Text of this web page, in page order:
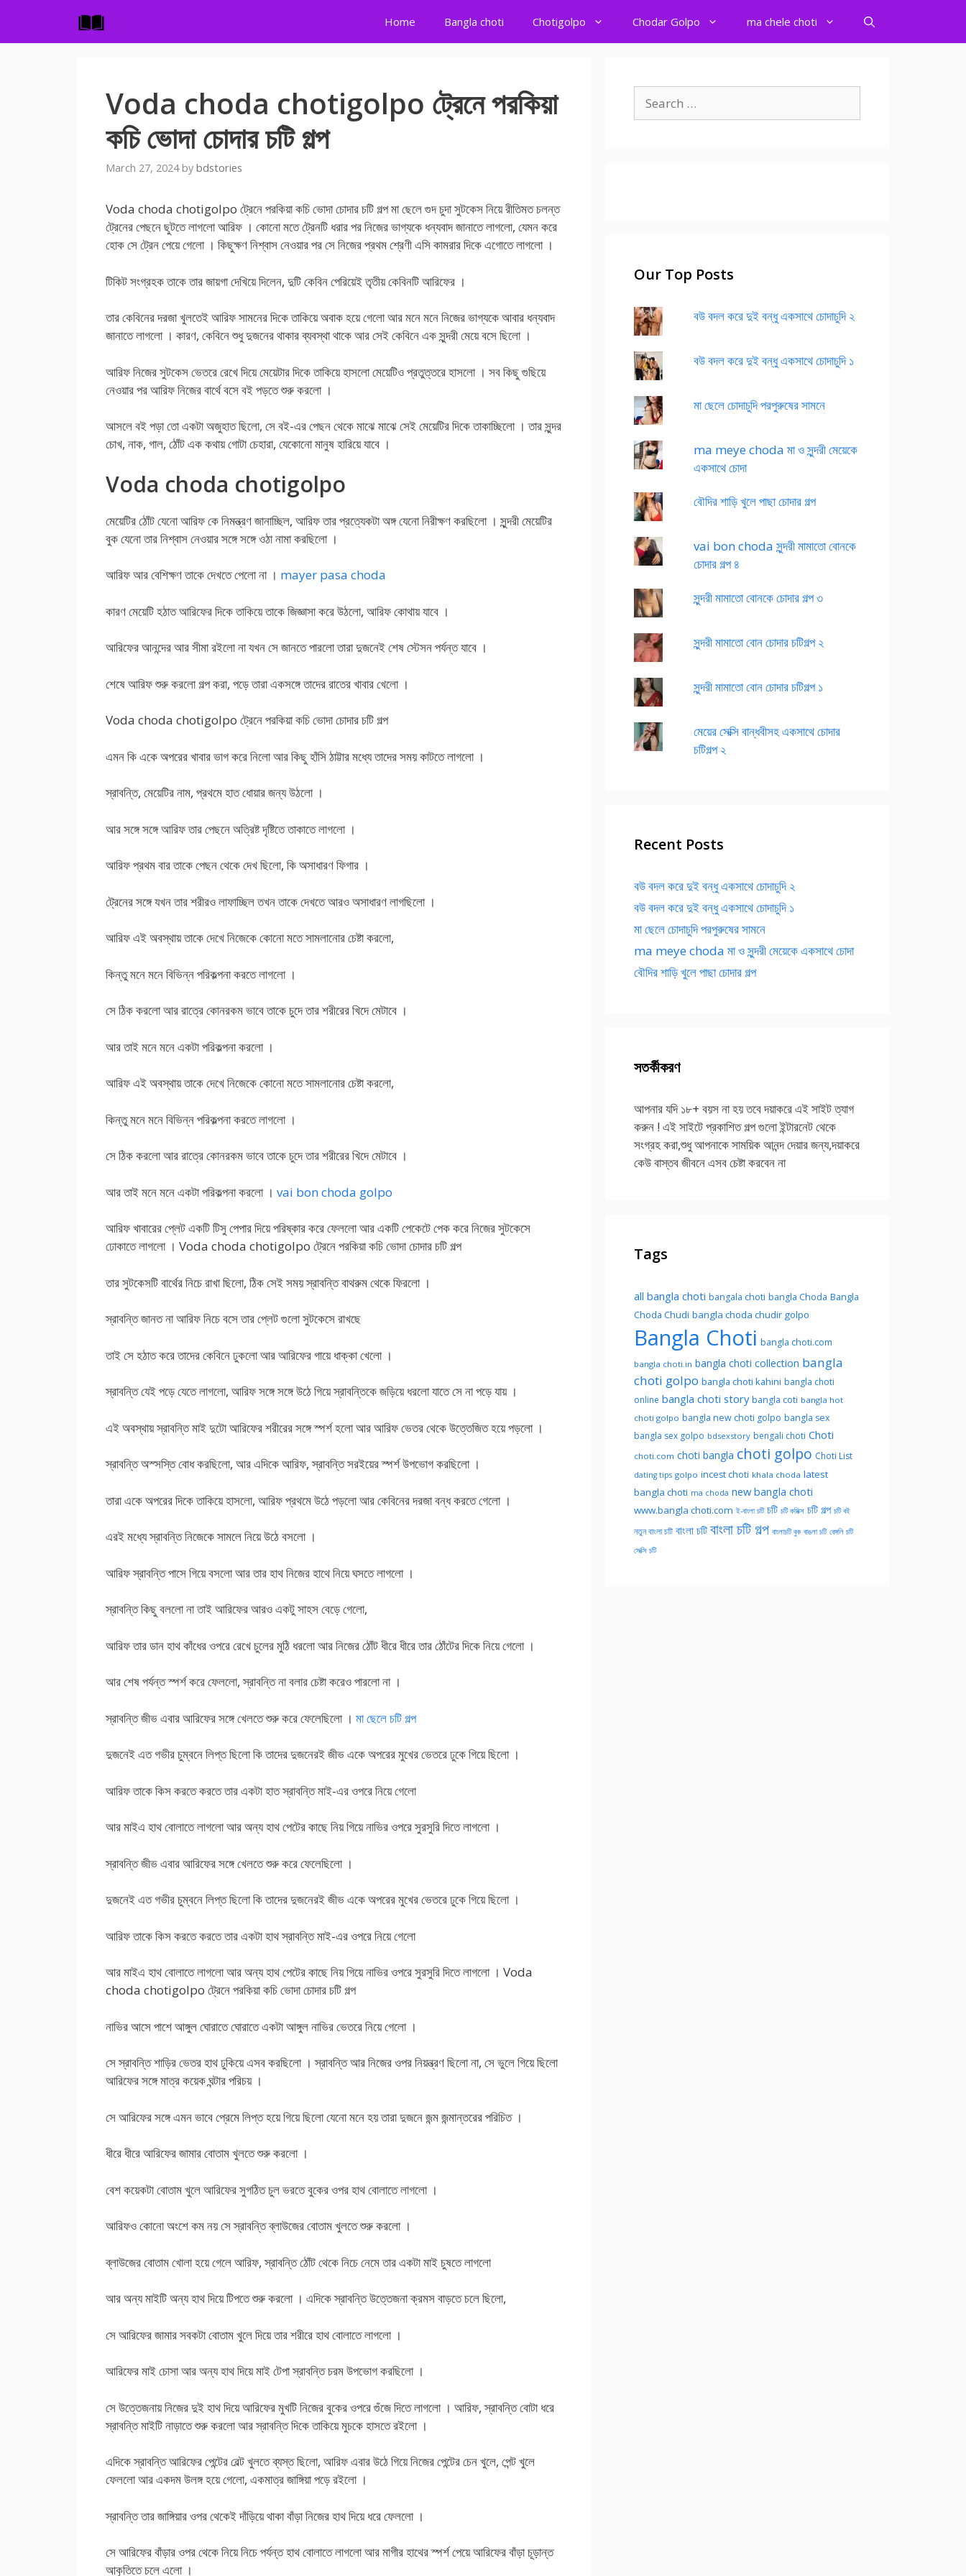
content
Home Bangla choti Chotigolpo Chodar Golpo ma chele choti
Voda choda chotigolpo ট্রেনে পরকিয়া
কচি ভোদা চোদার চটি গল্প
March 27, 2024 by bdstories
Voda choda chotigolpo ট্রেনে পরকিয়া কচি ভোদা চোদার চটি গল্প মা ছেলে গুদ চুদা সুটকেস নিয়ে রীতিমত চলন্ত
ট্রেনের পেছনে ছুটতে লাগলো আরিফ । কোনো মতে ট্রেনটি ধরার পর নিজের ভাগ্যকে ধন্যবাদ জানাতে লাগলো, যেমন করে
হোক সে ট্রেন পেয়ে গেলো । কিছুক্ষণ নিশ্বাস নেওয়ার পর সে নিজের প্রথম শ্রেণী এসি কামরার দিকে এগোতে লাগলো ।
টিকিট সংগ্রহক তাকে তার জায়গা দেখিয়ে দিলেন, দুটি কেবিন পেরিয়েই তৃতীয় কেবিনটি আরিফের ।
তার কেবিনের দরজা খুলতেই আরিফ সামনের দিকে তাকিয়ে অবাক হয়ে গেলো আর মনে মনে নিজের ভাগ্যকে আবার ধন্যবাদ
জানাতে লাগলো । কারণ, কেবিনে শুধু দুজনের থাকার ব্যবস্থা থাকে আর সেই কেবিনে এক সুন্দরী মেয়ে বসে ছিলো ।
আরিফ নিজের সুটকেস ভেতরে রেখে দিয়ে মেয়েটার দিকে তাকিয়ে হাসলো মেয়েটিও প্রতুত্তরে হাসলো । সব কিছু গুছিয়ে
নেওয়ার পর আরিফ নিজের বার্থে বসে বই পড়তে শুরু করলো ।
আসলে বই পড়া তো একটা অজুহাত ছিলো, সে বই-এর পেছন থেকে মাঝে মাঝে সেই মেয়েটির দিকে তাকাচ্ছিলো । তার সুন্দর
চোখ, নাক, গাল, ঠোঁট এক কথায় গোটা চেহারা, যেকোনো মানুষ হারিয়ে যাবে ।
Voda choda chotigolpo
মেয়েটির ঠোঁট যেনো আরিফ কে নিমন্ত্রণ জানাচ্ছিল, আরিফ তার প্রত্যেকটা অঙ্গ যেনো নিরীক্ষণ করছিলো । সুন্দরী মেয়েটির
বুক যেনো তার নিশ্বাস নেওয়ার সঙ্গে সঙ্গে ওঠা নামা করছিলো ।
আরিফ আর বেশিক্ষণ তাকে দেখতে পেলো না । mayer pasa choda
কারণ মেয়েটি হঠাত আরিফের দিকে তাকিয়ে তাকে জিজ্ঞাসা করে উঠলো, আরিফ কোথায় যাবে ।
আরিফের আনন্দের আর সীমা রইলো না যখন সে জানতে পারলো তারা দুজনেই শেষ স্টেসন পর্যন্ত যাবে ।
শেষে আরিফ শুরু করলো গল্প করা, পড়ে তারা একসঙ্গে তাদের রাতের খাবার খেলো ।
Voda choda chotigolpo ট্রেনে পরকিয়া কচি ভোদা চোদার চটি গল্প
এমন কি একে অপরের খাবার ভাগ করে নিলো আর কিছু হাঁসি ঠাট্টার মধ্যে তাদের সময় কাটতে লাগলো ।
স্রাবন্তি, মেয়েটির নাম, প্রথমে হাত ধোয়ার জন্য উঠলো ।
আর সঙ্গে সঙ্গে আরিফ তার পেছনে অত্রিষ্ট দৃষ্টিতে তাকাতে লাগলো ।
আরিফ প্রথম বার তাকে পেছন থেকে দেখ ছিলো, কি অসাধারণ ফিগার ।
ট্রেনের সঙ্গে যখন তার শরীরও লাফাচ্ছিল তখন তাকে দেখতে আরও অসাধারণ লাগছিলো ।
আরিফ এই অবস্থায় তাকে দেখে নিজেকে কোনো মতে সামলানোর চেষ্টা করলো,
কিন্তু মনে মনে বিভিন্ন পরিকল্পনা করতে লাগলো ।
সে ঠিক করলো আর রাত্রে কোনরকম ভাবে তাকে চুদে তার শরীরের খিদে মেটাবে ।
আর তাই মনে মনে একটা পরিকল্পনা করলো ।
আরিফ এই অবস্থায় তাকে দেখে নিজেকে কোনো মতে সামলানোর চেষ্টা করলো,
কিন্তু মনে মনে বিভিন্ন পরিকল্পনা করতে লাগলো ।
সে ঠিক করলো আর রাত্রে কোনরকম ভাবে তাকে চুদে তার শরীরের খিদে মেটাবে ।
আর তাই মনে মনে একটা পরিকল্পনা করলো । vai bon choda golpo
আরিফ খাবারের প্লেট একটি টিসু পেপার দিয়ে পরিষ্কার করে ফেললো আর একটি পেকেটে পেক করে নিজের সুটকেসে
ঢোকাতে লাগলো । Voda choda chotigolpo ট্রেনে পরকিয়া কচি ভোদা চোদার চটি গল্প
তার সুটকেসটি বার্থের নিচে রাখা ছিলো, ঠিক সেই সময় স্রাবন্তি বাথরুম থেকে ফিরলো ।
স্রাবন্তি জানত না আরিফ নিচে বসে তার প্লেট গুলো সুটকেসে রাখছে
তাই সে হঠাত করে তাদের কেবিনে ঢুকলো আর আরিফের গায়ে ধাক্কা খেলো ।
স্রাবন্তি যেই পড়ে যেতে লাগলো, আরিফ সঙ্গে সঙ্গে উঠে গিয়ে স্রাবন্তিকে জড়িয়ে ধরলো যাতে সে না পড়ে যায় ।
এই অবস্থায় স্রাবন্তি মাই দুটো আরিফের শরীরের সঙ্গে স্পর্শ হলো আর আরিফ ভেতর থেকে উত্তেজিত হয়ে পড়লো ।
স্রাবন্তি অস্সস্তি বোধ করছিলো, আর এদিকে আরিফ, স্রাবন্তি সরইয়ের স্পর্শ উপভোগ করছিলো ।
তারা একে অপরের দিকে তাকিয়ে হাসলো, আরিফ প্রথমে উঠে পড়লো আর কেবিনের দরজা বন্ধ করতে গেলো ।
এরই মধ্যে স্রাবন্তি নিজেকে সামলে নিয়ে উঠে বসলো ।
আরিফ স্রাবন্তি পাসে গিয়ে বসলো আর তার হাথ নিজের হাথে নিয়ে ঘসতে লাগলো ।
স্রাবন্তি কিছু বললো না তাই আরিফের আরও একটু সাহস বেড়ে গেলো,
আরিফ তার ডান হাথ কাঁধের ওপরে রেখে চুলের মুঠি ধরলো আর নিজের ঠোঁট ধীরে ধীরে তার ঠোঁটের দিকে নিয়ে গেলো ।
আর শেষ পর্যন্ত স্পর্শ করে ফেললো, স্রাবন্তি না বলার চেষ্টা করেও পারলো না ।
স্রাবন্তি জীভ এবার আরিফের সঙ্গে খেলতে শুরু করে ফেলেছিলো । মা ছেলে চটি গল্প
দুজনেই এত গভীর চুম্বনে লিপ্ত ছিলো কি তাদের দুজনেরই জীভ একে অপরের মুখের ভেতরে ঢুকে গিয়ে ছিলো ।
আরিফ তাকে কিস করতে করতে তার একটা হাত স্রাবন্তি মাই-এর ওপরে নিয়ে গেলো
আর মাইএ হাথ বোলাতে লাগলো আর অন্য হাথ পেটের কাছে নিয় গিয়ে নাভির ওপরে সুরসুরি দিতে লাগলো ।
স্রাবন্তি জীভ এবার আরিফের সঙ্গে খেলতে শুরু করে ফেলেছিলো ।
দুজনেই এত গভীর চুম্বনে লিপ্ত ছিলো কি তাদের দুজনেরই জীভ একে অপরের মুখের ভেতরে ঢুকে গিয়ে ছিলো ।
আরিফ তাকে কিস করতে করতে তার একটা হাথ স্রাবন্তি মাই-এর ওপরে নিয়ে গেলো
আর মাইএ হাথ বোলাতে লাগলো আর অন্য হাথ পেটের কাছে নিয় গিয়ে নাভির ওপরে সুরসুরি দিতে লাগলো । Voda
choda chotigolpo ট্রেনে পরকিয়া কচি ভোদা চোদার চটি গল্প
নাভির আসে পাশে আঙ্গুল ঘোরাতে ঘোরাতে একটা আঙ্গুল নাভির ভেতরে নিয়ে গেলো ।
সে স্রাবন্তি শাড়ির ভেতর হাথ ঢুকিয়ে এসব করছিলো । স্রাবন্তি আর নিজের ওপর নিয়ন্ত্রণ ছিলো না, সে ভুলে গিয়ে ছিলো
আরিফের সঙ্গে মাত্র কয়েক ঘন্টার পরিচয় ।
সে আরিফের সঙ্গে এমন ভাবে প্রেমে লিপ্ত হয়ে গিয়ে ছিলো যেনো মনে হয় তারা দুজনে জন্ম জন্মান্তরের পরিচিত ।
ধীরে ধীরে আরিফের জামার বোতাম খুলতে শুরু করলো ।
বেশ কয়েকটা বোতাম খুলে আরিফের সুগঠিত চুল ভরতে বুকের ওপর হাথ বোলাতে লাগলো ।
আরিফও কোনো অংশে কম নয় সে স্রাবন্তি ব্লাউজের বোতাম খুলতে শুরু করলো ।
ব্লাউজের বোতাম খোলা হয়ে গেলে আরিফ, স্রাবন্তি ঠোঁট থেকে নিচে নেমে তার একটা মাই চুষতে লাগলো
আর অন্য মাইটি অন্য হাথ দিয়ে টিপতে শুরু করলো । এদিকে স্রাবন্তি উত্তেজনা ক্রমস বাড়তে চলে ছিলো,
সে আরিফের জামার সবকটা বোতাম খুলে দিয়ে তার শরীরে হাথ বোলাতে লাগলো ।
আরিফের মাই চোসা আর অন্য হাথ দিয়ে মাই টেপা স্রাবন্তি চরম উপভোগ করছিলো ।
সে উত্তেজনায় নিজের দুই হাথ দিয়ে আরিফের মুখটি নিজের বুকের ওপরে গুঁজে দিতে লাগলো । আরিফ, স্রাবন্তি বোটা ধরে
স্রাবন্তি মাইটি নাড়াতে শুরু করলো আর স্রাবন্তি দিকে তাকিয়ে মুচকে হাসতে রইলো ।
এদিকে স্রাবন্তি আরিফের পেন্টের বেল্ট খুলতে ব্যস্ত ছিলো, আরিফ এবার উঠে গিয়ে নিজের পেন্টের চেন খুলে, পেন্ট খুলে
ফেললো আর একদম উলঙ্গ হয়ে গেলো, একমাত্র জাঙ্গিয়া পড়ে রইলো ।
স্রাবন্তি তার জাঙ্গিয়ার ওপর থেকেই দাঁড়িয়ে থাকা বাঁড়া নিজের হাথ দিয়ে ধরে ফেললো ।
সে আরিফের বাঁড়ার ওপর থেকে নিয়ে নিচে পর্যন্ত হাথ বোলাতে লাগলো আর মাগীর হাথের স্পর্শ পেয়ে আরিফের বাঁড়া চূড়ান্ত
আকৃতিতে চলে এলো ।
for:
Our Top Posts
বউ বদল করে দুই বন্ধু একসাথে চোদাচুদি ২
বউ বদল করে দুই বন্ধু একসাথে চোদাচুদি ১
মা ছেলে চোদাচুদি পরপুরুষের সামনে
ma meye choda মা ও সুন্দরী মেয়েকে
একসাথে চোদা
বৌদির শাড়ি খুলে পাছা চোদার গল্প
vai bon choda সুন্দরী মামাতো বোনকে
চোদার গল্প ৪
সুন্দরী মামাতো বোনকে চোদার গল্প ৩
সুন্দরী মামাতো বোন চোদার চটিগল্প ২
সুন্দরী মামাতো বোন চোদার চটিগল্প ১
মেয়ের সেক্সি বান্ধবীসহ একসাথে চোদার
চটিগল্প ২
Recent Posts
বউ বদল করে দুই বন্ধু একসাথে চোদাচুদি ২
বউ বদল করে দুই বন্ধু একসাথে চোদাচুদি ১
মা ছেলে চোদাচুদি পরপুরুষের সামনে
ma meye choda মা ও সুন্দরী মেয়েকে একসাথে চোদা
বৌদির শাড়ি খুলে পাছা চোদার গল্প
সতর্কীকরণ
আপনার যদি ১৮+ বয়স না হয় তবে দয়াকরে এই সাইট ত্যাগ
করুন ! এই সাইটে প্রকাশিত গল্প গুলো ইন্টারনেট থেকে
সংগ্রহ করা,শুধু আপনাকে সাময়িক আনন্দ দেয়ার জন্য,দয়াকরে
কেউ বাস্তব জীবনে এসব চেষ্টা করবেন না
Tags
all bangla choti bangala choti bangla Choda Bangla
Choda Chudi bangla choda chudir golpo
Bangla Choti bangla choti.com
bangla choti.in bangla choti collection bangla
choti golpo bangla choti kahini bangla choti
online bangla choti story bangla coti bangla hot
choti golpo bangla new choti golpo bangla sex
bangla sex golpo bdsexstory bengali choti Choti
choti.com choti bangla choti golpo Choti List
dating tips golpo incest choti khala choda latest
bangla choti ma choda new bangla choti
www.bangla choti.com ই-বাংলা চটি চটি চটি কমিক্স চটি গল্প চটি বই
নতুন বাংলা চটি বাংলা চটি বাংলা চটি গল্প বাংলাচটি বুক বাঙলা চটি বেঙ্গলি চটি
সেক্সি চটি